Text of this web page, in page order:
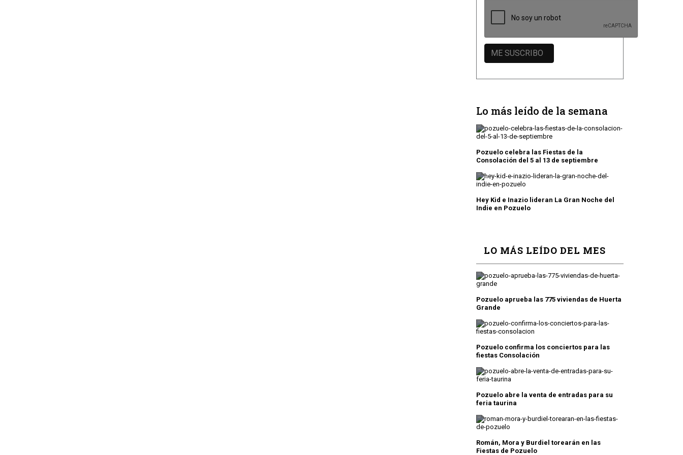
Lo más leído de la semana
Pozuelo celebra las Fiestas de la
Consolación del 5 al 13 de septiembre
Hey Kid e Inazio lideran La Gran Noche del
Indie en Pozuelo
LO MÁS LEÍDO DEL MES
Pozuelo aprueba las 775 viviendas de Huerta
Grande
Pozuelo confirma los conciertos para las
fiestas Consolación
Pozuelo abre la venta de entradas para su
feria taurina
Román, Mora y Burdiel torearán en las
Fiestas de Pozuelo